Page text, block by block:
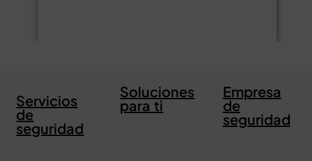
Servicios
de
seguridad
Soluciones
para ti
Empresa
de
seguridad